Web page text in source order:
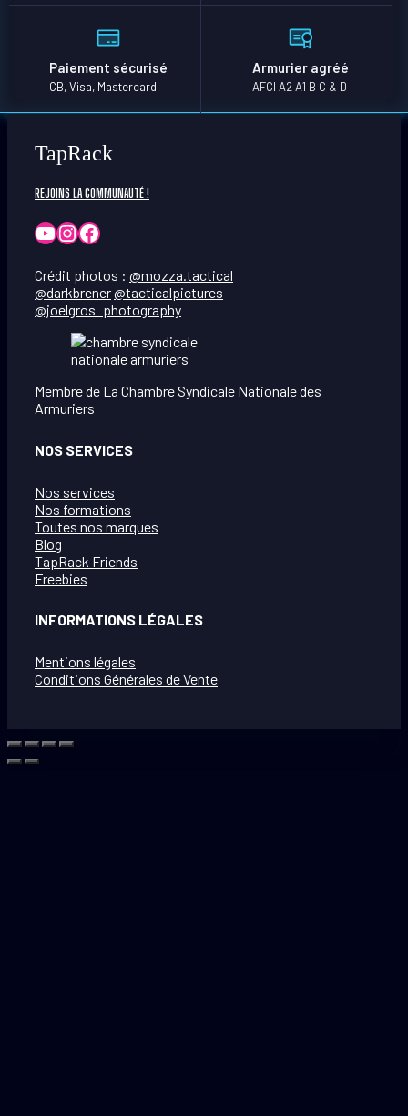
Paiement sécurisé
CB, Visa, Mastercard
Armurier agréé
AFCI A2 A1 B C & D
TapRack
REJOINS LA COMMUNAUTÉ !
YouTube
Instagram
Facebook
Crédit photos : @mozza.tactical
@darkbrener@tacticalpictures
@joelgros_photography
Membre de La Chambre Syndicale Nationale des
Armuriers
NOS SERVICES
Nos services
Nos formations
Toutes nos marques
Blog
TapRack Friends
Freebies
INFORMATIONS LÉGALES
Mentions légales
Conditions Générales de Vente